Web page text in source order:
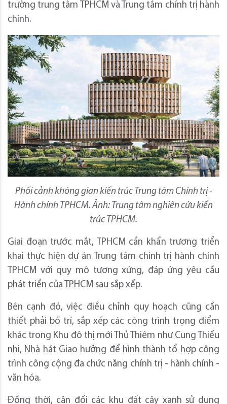
trường trung tâm TPHCM và Trung tâm chính trị hành
chính.
Phối cảnh không gian kiến trúc Trung tâm Chính trị -
Hành chính TPHCM. Ảnh: Trung tâm nghiên cứu kiến
trúc TPHCM.
Giai đoạn trước mắt, TPHCM cần khẩn trương triển
khai thực hiện dự án Trung tâm chính trị hành chính
TPHCM với quy mô tương xứng, đáp ứng yêu cầu
phát triển của TPHCM sau sắp xếp.
Bên cạnh đó, việc điều chỉnh quy hoạch cũng cần
thiết phải bố trí, sắp xếp các công trình trọng điểm
khác trong Khu đô thị mới Thủ Thiêm như Cung Thiếu
nhi, Nhà hát Giao hưởng để hình thành tổ hợp công
trình công cộng đa chức năng chính trị - hành chính -
văn hóa.
Đồng thời, cân đối các khu đất cây xanh sử dụng